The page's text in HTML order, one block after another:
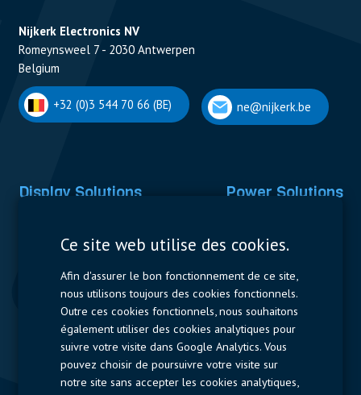
Nijkerk Electronics NV
Romeynsweel 7 - 2030 Antwerpen
Belgium
+32 (0)3 544 70 66 (BE) ne@nijkerk.be
Display Solutions Power Solutions
Contactors & Fuses
Measurement
Resistors
Accès rapide
Ce site web utilise des cookies.
Afin d'assurer le bon fonctionnement de ce site,
nous utilisons toujours des cookies fonctionnels.
Outre ces cookies fonctionnels, nous souhaitons
également utiliser des cookies analytiques pour
suivre votre visite dans Google Analytics. Vous
pouvez choisir de poursuivre votre visite sur
notre site sans accepter les cookies analytiques,